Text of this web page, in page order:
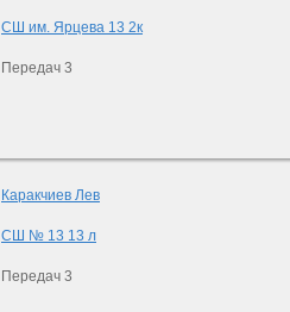
СШ им. Ярцева 13 2к
Передач 3
Каракчиев Лев
СШ № 13 13 л
Передач 3